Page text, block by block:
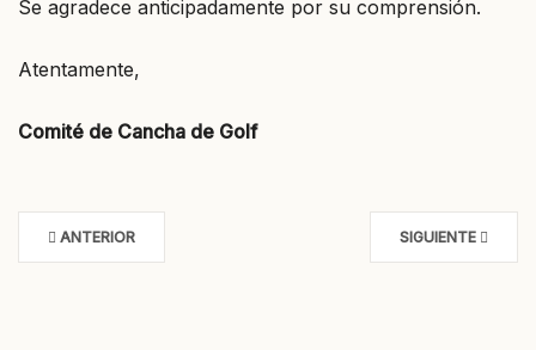
Se agradece anticipadamente por su comprensión.
Atentamente,
Comité de Cancha de Golf
ANTERIOR SIGUIENTE